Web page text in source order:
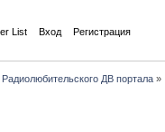
List Вход Регистрация
ДВ портала»